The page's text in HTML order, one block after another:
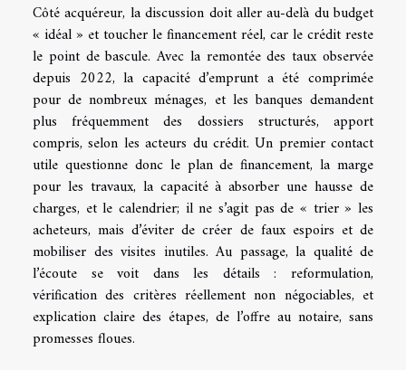
Côté acquéreur, la discussion doit aller au-delà du budget
« idéal » et toucher le financement réel, car le crédit reste
le point de bascule. Avec la remontée des taux observée
depuis 2022, la capacité d’emprunt a été comprimée
pour de nombreux ménages, et les banques demandent
plus fréquemment des dossiers structurés, apport
compris, selon les acteurs du crédit. Un premier contact
utile questionne donc le plan de financement, la marge
pour les travaux, la capacité à absorber une hausse de
charges, et le calendrier; il ne s’agit pas de « trier » les
acheteurs, mais d’éviter de créer de faux espoirs et de
mobiliser des visites inutiles. Au passage, la qualité de
l’écoute se voit dans les détails : reformulation,
vérification des critères réellement non négociables, et
explication claire des étapes, de l’offre au notaire, sans
promesses floues.